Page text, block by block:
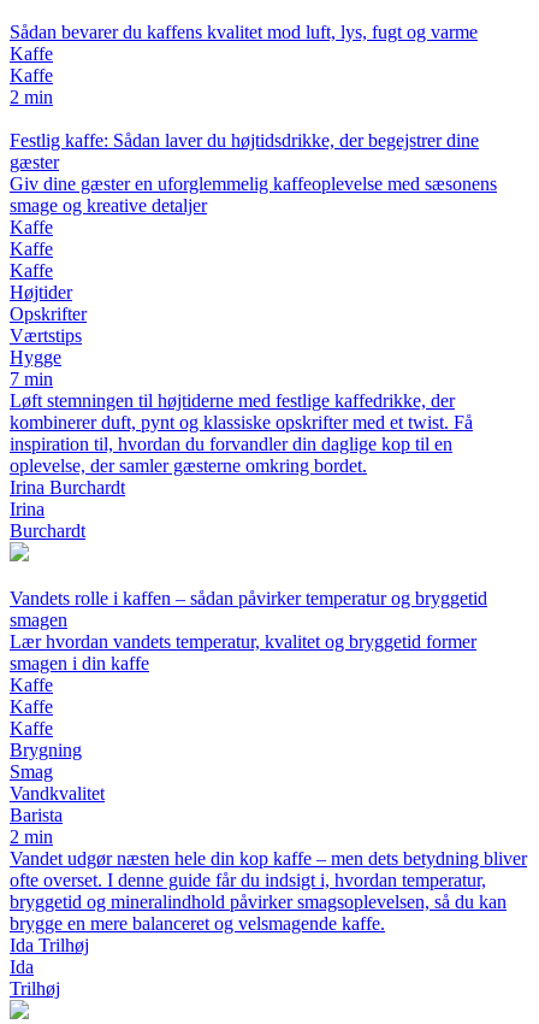
Sådan bevarer du kaffens kvalitet mod luft, lys, fugt og varme
Kaffe
Kaffe
2 min
Festlig kaffe: Sådan laver du højtidsdrikke, der begejstrer dine
gæster
Giv dine gæster en uforglemmelig kaffeoplevelse med sæsonens
smage og kreative detaljer
Kaffe
Kaffe
Kaffe
Højtider
Opskrifter
Værtstips
Hygge
7 min
Løft stemningen til højtiderne med festlige kaffedrikke, der
kombinerer duft, pynt og klassiske opskrifter med et twist. Få
inspiration til, hvordan du forvandler din daglige kop til en
oplevelse, der samler gæsterne omkring bordet.
Irina Burchardt
Irina
Burchardt
Vandets rolle i kaffen – sådan påvirker temperatur og bryggetid
smagen
Lær hvordan vandets temperatur, kvalitet og bryggetid former
smagen i din kaffe
Kaffe
Kaffe
Kaffe
Brygning
Smag
Vandkvalitet
Barista
2 min
Vandet udgør næsten hele din kop kaffe – men dets betydning bliver
ofte overset. I denne guide får du indsigt i, hvordan temperatur,
bryggetid og mineralindhold påvirker smagsoplevelsen, så du kan
brygge en mere balanceret og velsmagende kaffe.
Ida Trilhøj
Ida
Trilhøj